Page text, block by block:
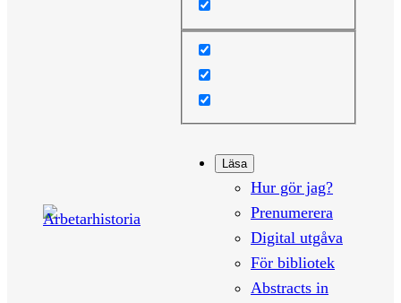
Läsa
Hur gör jag?
Prenumerera
Digital utgåva
För bibliotek
Abstracts in